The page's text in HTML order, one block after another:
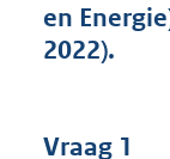
en
2022).
Vraag 1